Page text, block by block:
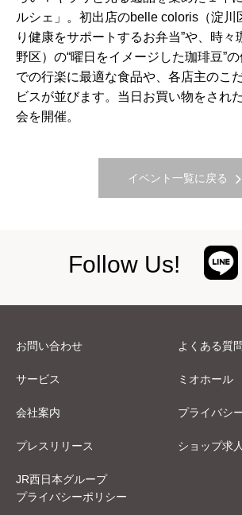
ルシェ」。初出店のbelle coloris（淀川
り健康をサポートするお弁当”や、時々
野区）の“曜日をイメージした珈琲豆”
での行楽に最適な食品や、各店主のこ
ビスが並びます。当日お買い物をされ
会を開催。
イベント一覧に戻る
Follow Us!
お問い合わせ よくある質問
サービス ミオホール
会社案内 プライバシ
プレスリリース ショップ求人
JR西日本グループ
プライバシーポリシー